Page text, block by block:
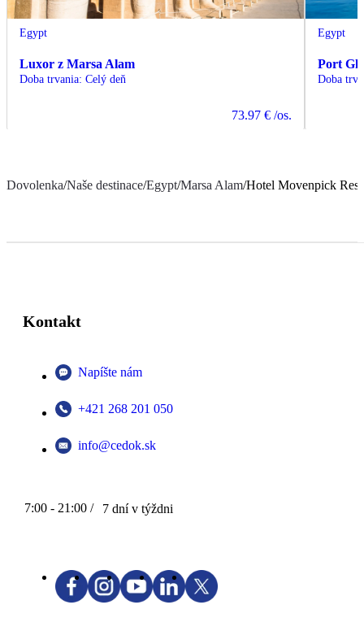
Egypt
Luxor z Marsa Alam
Doba trvania: Celý deň
73.97 € /os.
Egypt
Port
Doba
Dovolenka/Naše destinace/Egypt/Marsa Alam/Hotel Movenpick
Kontakt
Napíšte nám
+421 268 201 050
info@cedok.sk
7:00 - 21:00 / 7 dní v týždni